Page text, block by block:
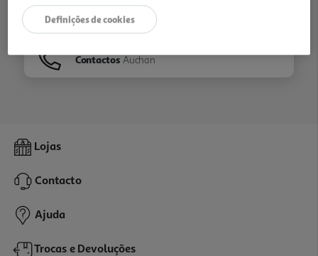
Folhetos
Contactos Auchan
Lojas
Contacto
Ajuda
Trocas e Devoluções
Definições de cookies